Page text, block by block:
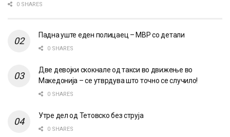
0 SHARES
Падна уште еден полицаец – МВР со детали
0 SHARES
Две девојки скокнале од такси во движење во
Македонија – се утврдува што точно се случило!
0 SHARES
Утре дел од Тетовско без струја
0 SHARES